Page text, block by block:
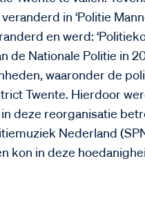
in ‘Politie
en werd:
de Nationale Politie in
waaronder de
Twente. Hierdoor
in deze reorganisatie
Nederland
kon in deze